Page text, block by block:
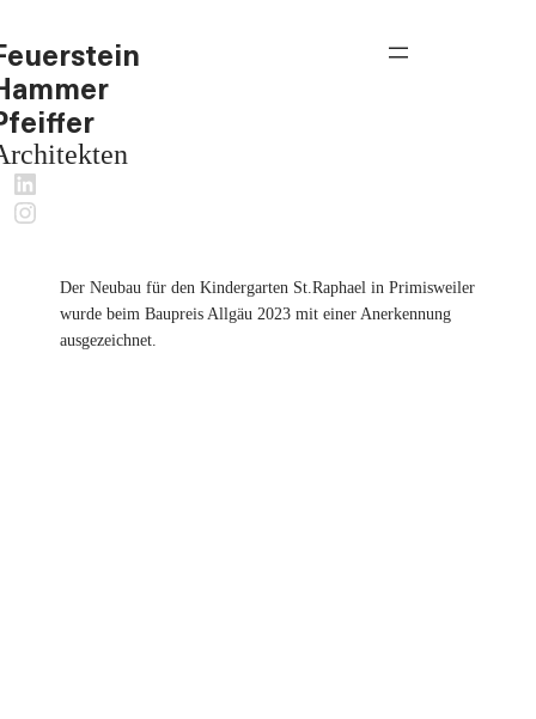
LinkedIn
Instagram
Der Neubau für den Kindergarten St.Raphael in Primisweiler
wurde beim Baupreis Allgäu 2023 mit einer Anerkennung
ausgezeichnet.